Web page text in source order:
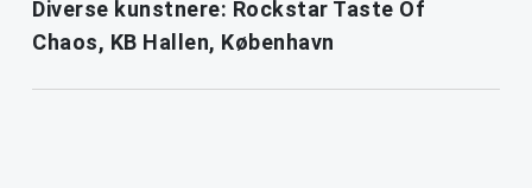
Diverse kunstnere: Rockstar Taste Of
Chaos, KB Hallen, København